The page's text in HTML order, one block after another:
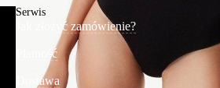
Serwis
Jak złożyć zamówienie?
Płatność
Dostawa